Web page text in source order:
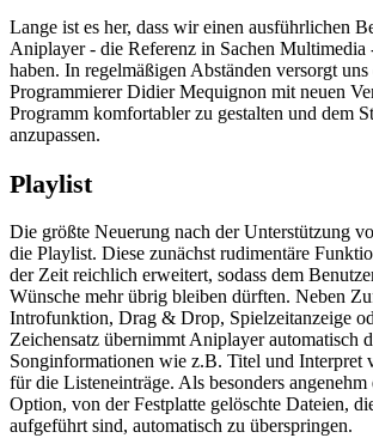
Lange ist es her, dass wir einen ausführlichen
Aniplayer - die Referenz in Sachen
haben. In regelmäßigen Abständen versorgt
Programmierer Didier Mequignon mit neuen
Programm komfortabler zu gestalten und dem
anzupassen.
Playlist
Die größte Neuerung nach der Unterstützung
die Playlist. Diese zunächst rudimentäre
der Zeit reichlich erweitert, sodass dem
Wünsche mehr übrig bleiben dürften. Neben
Introfunktion, Drag & Drop, Spielzeitanzeige
Zeichensatz übernimmt Aniplayer automatisch
Songinformationen wie z.B. Titel und Interpret
für die Listeneinträge. Als besonders
Option, von der Festplatte gelöschte Dateien,
aufgeführt sind, automatisch zu überspringen.